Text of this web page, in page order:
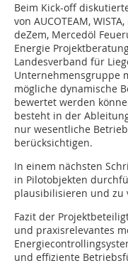
Beim Kick-off
von AUCOTEAM,
deZem, Mercedöl
Energie
Landesverband für
Unternehmensgruppe
mögliche dynamische
bewertet werden
besteht in der
nur wesentliche
berücksichtigen.
In einem nächsten
in Pilotobjekten
plausibilisieren und zu
Fazit der
und praxisrelevantes
und effiziente